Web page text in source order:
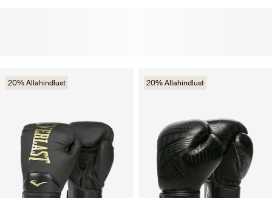
20% Allahindlust 20% Allahindlust